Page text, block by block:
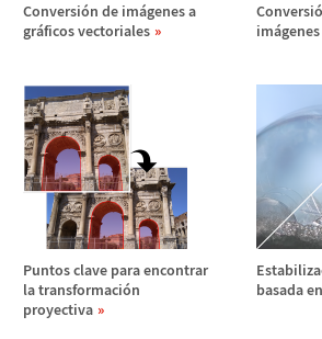
Conversión de imágenes a
gráficos vectoriales
Conversió
imágenes
Puntos clave para encontrar
la transformación
proyectiva
basada